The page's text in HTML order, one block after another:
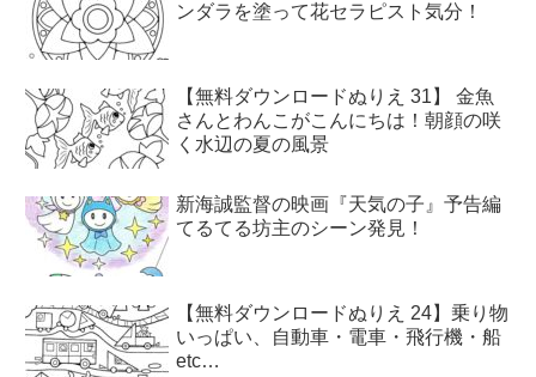
ンダラを塗って花セラピスト気分！
【無料ダウンロードぬりえ 31】 金魚
さんとわんこがこんにちは！朝顔の咲
く水辺の夏の風景
新海誠監督の映画『天気の子』予告編
てるてる坊主のシーン発見！
【無料ダウンロードぬりえ 24】乗り物
いっぱい、自動車・電車・飛行機・船
etc…